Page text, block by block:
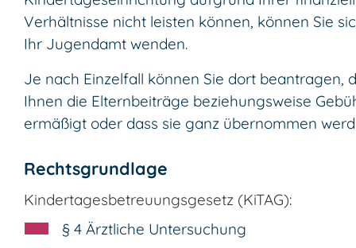
Verhältnisse nicht leisten können, können Sie
Ihr Jugendamt wenden.
Je nach Einzelfall können Sie dort beantragen,
Ihnen die Elternbeiträge beziehungsweise
ermäßigt oder dass sie ganz übernommen
Rechtsgrundlage
Kindertagesbetreuungsgesetz (KiTAG):
§ 4 Ärztliche Untersuchung